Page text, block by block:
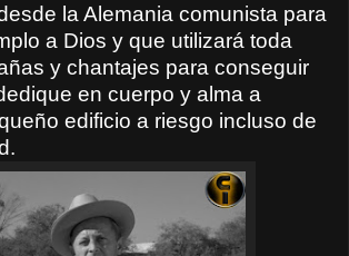
la Alemania comunista para
a Dios y que utilizará toda
y chantajes para conseguir
en cuerpo y alma a
edificio a riesgo incluso de